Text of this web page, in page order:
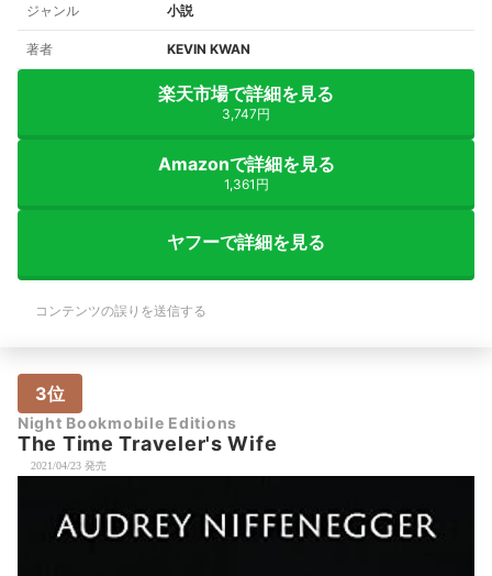
ジャンル 小説
著者 KEVIN KWAN
楽天市場で詳細を見る
3,747円
Amazonで詳細を見る
1,361円
ヤフーで詳細を見る
コンテンツの誤りを送信する
3位
Night Bookmobile Editions
The Time Traveler's Wife
2021/04/23 発売